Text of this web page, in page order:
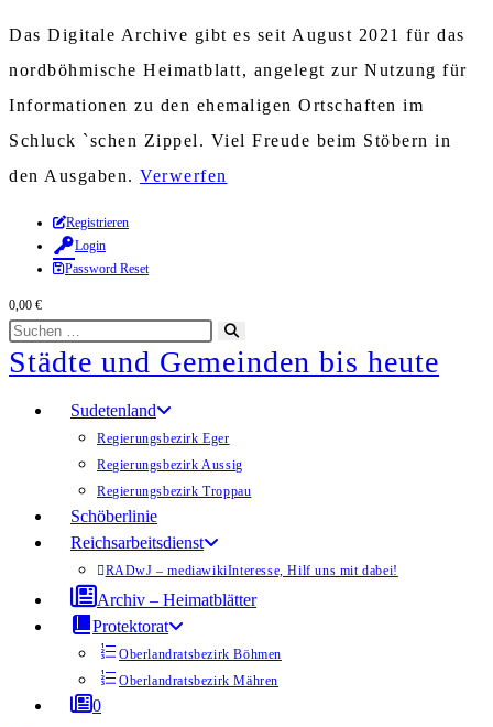
Das Digitale Archive gibt es seit August 2021 für das
nordböhmische Heimatblatt, angelegt zur Nutzung für
Informationen zu den ehemaligen Ortschaften im
Schluck `schen Zippel. Viel Freude beim Stöbern in
den Ausgaben. Verwerfen
Zum
Inhalt
springen
Registrieren
Login
Password Reset
0,00 €
Diese
Website
durchsuchen
starten
Städte und Gemeinden bis heute
Sudetenland
Regierungsbezirk Eger
Regierungsbezirk Aussig
Regierungsbezirk Troppau
Schöberlinie
Reichsarbeitsdienst
RADwJ – mediawikiInteresse, Hilf uns mit dabei!
Archiv – Heimatblätter
Protektorat
Oberlandratsbezirk Böhmen
Oberlandratsbezirk Mähren
0